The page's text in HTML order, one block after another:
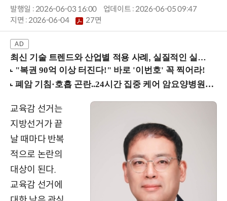
발행일 : 2026-06-03 16:00
업데이트 : 2026-06-05 09:47
지면 :2026-06-04 27면
최신 기술 트렌드와 산업별 적용 사례, 실질적인 실행 전략을 공유 (9/18 양재역)
교육감 선거는
지방선거가 끝
날 때마다 반복
적으로 논란의
대상이 된다.
교육감 선거에